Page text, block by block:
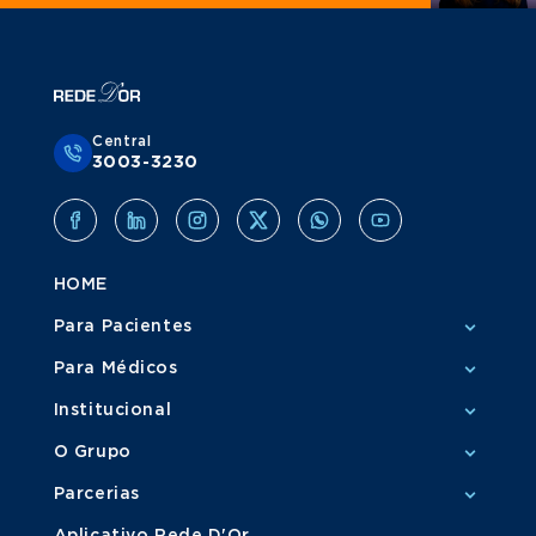
Central
3003-3230
HOME
Para Pacientes
Para Médicos
Institucional
O Grupo
Parcerias